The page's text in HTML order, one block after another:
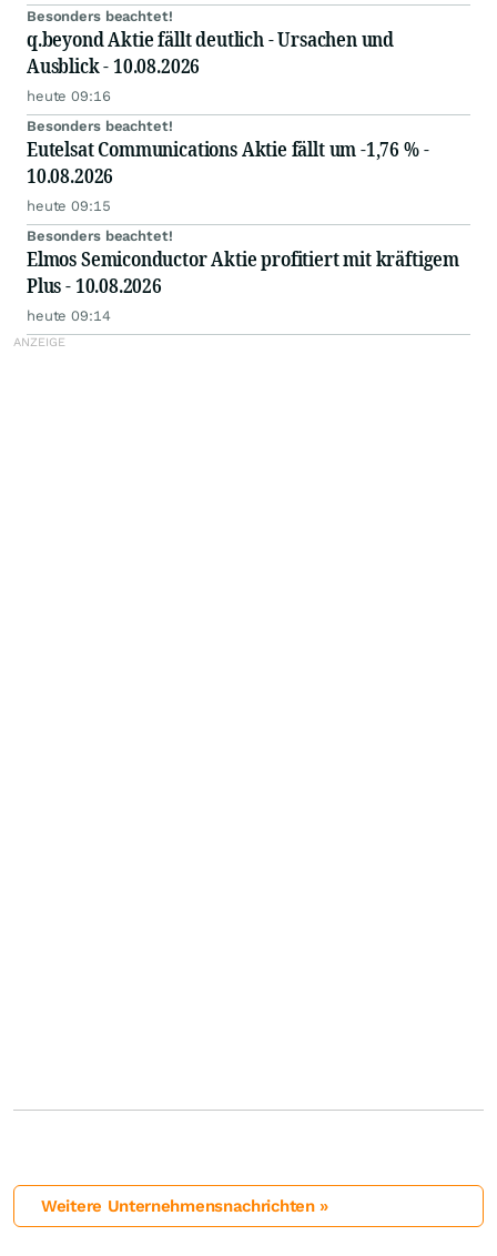
Besonders beachtet!
q.beyond Aktie fällt deutlich - Ursachen und
Ausblick - 10.08.2026
heute 09:16
Besonders beachtet!
Eutelsat Communications Aktie fällt um -1,76 % -
10.08.2026
heute 09:15
Besonders beachtet!
Elmos Semiconductor Aktie profitiert mit kräftigem
Plus - 10.08.2026
heute 09:14
Weitere Unternehmensnachrichten »